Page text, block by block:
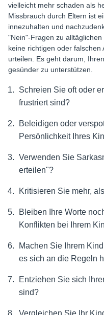
vielleicht mehr schaden als
Missbrauch durch Eltern ist
innezuhalten und
"Nein"-Fragen zu
keine richtigen oder falschen
urteilen. Es geht darum,
gesünder zu unterstützen.
Schreien Sie oft oder
frustriert sind?
Beleidigen oder
Persönlichkeit Ihres
Verwenden Sie
erteilen"?
Kritisieren Sie mehr,
Bleiben Ihre Worte
Konflikten bei Ihrem
Machen Sie Ihrem
es sich an die Regeln
Entziehen Sie sich
sind?
Vergleichen Sie Ihr